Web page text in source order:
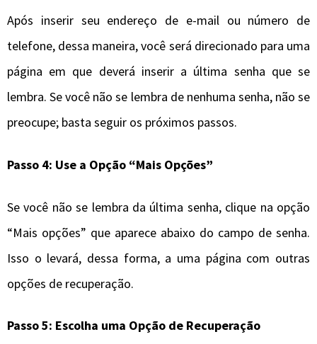
Após inserir seu endereço de e-mail ou número de
telefone, dessa maneira, você será direcionado para uma
página em que deverá inserir a última senha que se
lembra. Se você não se lembra de nenhuma senha, não se
preocupe; basta seguir os próximos passos.
Passo 4: Use a Opção “Mais Opções”
Se você não se lembra da última senha, clique na opção
“Mais opções” que aparece abaixo do campo de senha.
Isso o levará, dessa forma, a uma página com outras
opções de recuperação.
Passo 5: Escolha uma Opção de Recuperação